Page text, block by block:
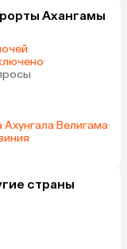
Ахангамы
·
·
·Ахунгала·Велигама·
·
страны